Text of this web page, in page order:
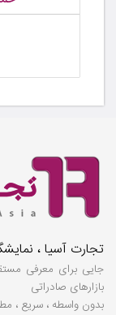
تجارت آسیا ،
جایی برای معرفی
بازارهای صادراتی
بدون واسطه ، سریع ،